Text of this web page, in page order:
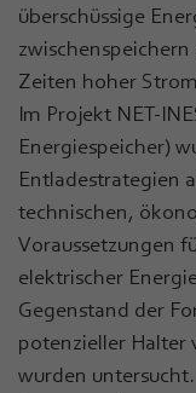
überschüssige
Zeiten hoher
Im Projekt NET-
Energiespeicher)
Entladestrategien
technischen,
Voraussetzungen
elektrischer
Gegenstand der
potenzieller Halter
wurden